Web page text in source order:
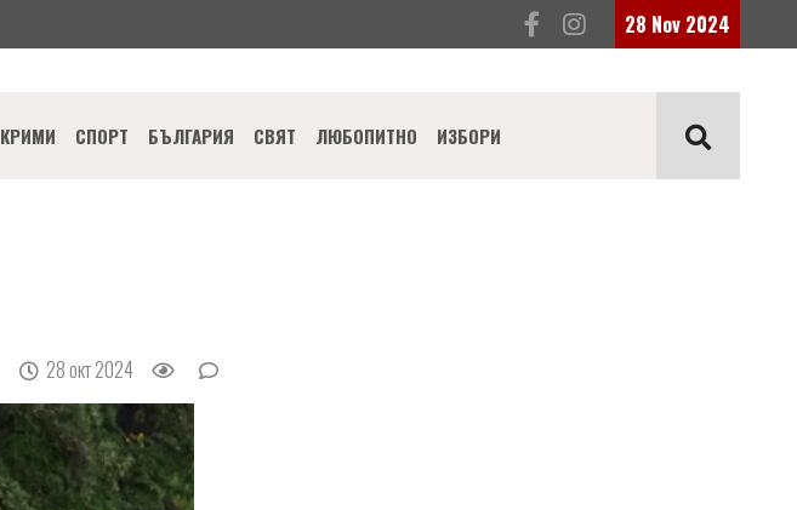
28 Nov 2024
КРИМИ СПОРТ БЪЛГАРИЯ СВЯТ ЛЮБОПИТНО ИЗБОРИ
28 окт 2024